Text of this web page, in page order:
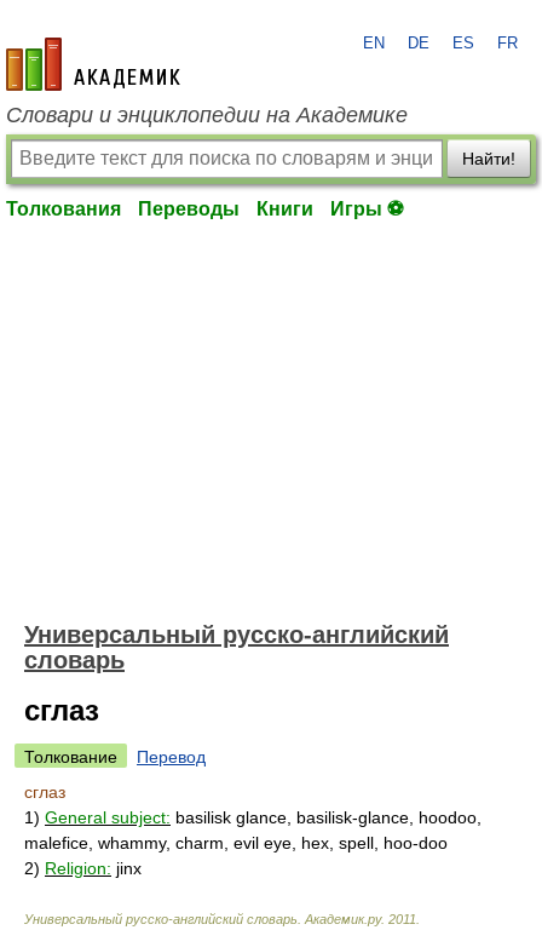
academic.ru
EN DE ES FR
Словари и энциклопедии на Академике
Найти!
Толкования Переводы Книги Игры ⚽
Универсальный русско-английский
словарь
сглаз
Толкование
Перевод
сглаз
1) General subject: basilisk glance, basilisk-glance, hoodoo,
malefice, whammy, charm, evil eye, hex, spell, hoo-doo
2) Religion: jinx
Универсальный русско-английский словарь Академик.ру. 2011